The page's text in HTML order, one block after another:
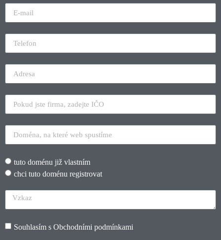
tuto doménu již vlastním
chci tuto doménu registrovat
Souhlasím s Obchodními podmínkami